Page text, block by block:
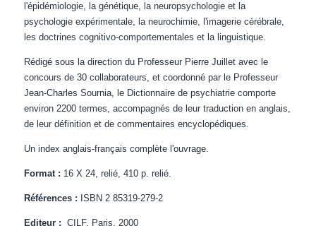
l'épidémiologie, la génétique, la neuropsychologie et la
psychologie expérimentale, la neurochimie, l'imagerie cérébrale,
les doctrines cognitivo-comportementales et la linguistique.
Rédigé sous la direction du Professeur Pierre Juillet avec le
concours de 30 collaborateurs, et coordonné par le Professeur
Jean-Charles Sournia, le Dictionnaire de psychiatrie comporte
environ 2200 termes, accompagnés de leur traduction en anglais,
de leur définition et de commentaires encyclopédiques.
Un index anglais-français complète l'ouvrage.
Format : 16 X 24, relié, 410 p. relié.
Références : ISBN 2 85319-279-2
Editeur : CILF, Paris, 2000